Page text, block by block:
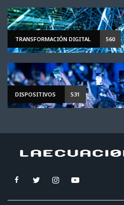
TRANSFORMACIÓN DIGITAL 560
DISPOSITIVOS 531